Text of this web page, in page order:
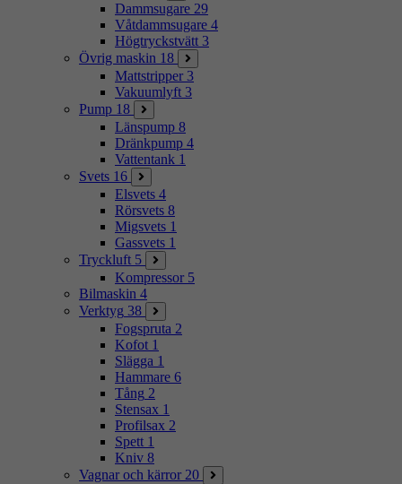
Dammsugare 29
Våtdammsugare 4
Högtryckstvätt 3
Övrig maskin 18
Mattstripper 3
Vakuumlyft 3
Pump 18
Länspump 8
Dränkpump 4
Vattentank 1
Svets 16
Elsvets 4
Rörsvets 8
Migsvets 1
Gassvets 1
Tryckluft 5
Kompressor 5
Bilmaskin 4
Verktyg 38
Fogspruta 2
Kofot 1
Slägga 1
Hammare 6
Tång 2
Stensax 1
Profilsax 2
Spett 1
Kniv 8
Vagnar och kärror 20